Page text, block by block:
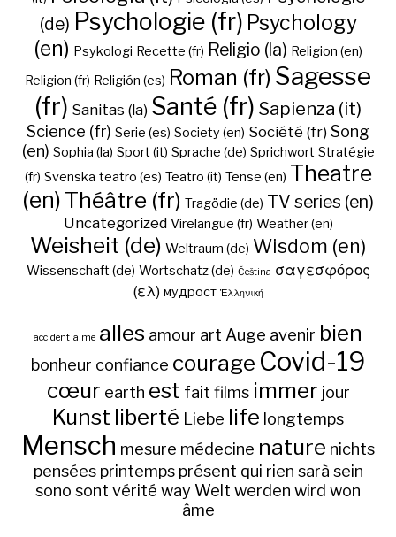
(de) Psychologie (fr) Psychology
(en) Psykologi Recette (fr) Religio (la) Religion (en)
Religion (fr) Religión (es) Roman (fr) Sagesse
(fr) Sanitas (la) Santé (fr) Sapienza (it)
Science (fr) Serie (es) Society (en) Société (fr) Song
(en) Sophia (la) Sport (it) Sprache (de) Sprichwort Stratégie
(fr) Svenska teatro (es) Teatro (it) Tense (en) Theatre
(en) Théâtre (fr) Tragödie (de) TV series (en)
Uncategorized Virelangue (fr) Weather (en)
Weisheit (de) Weltraum (de) Wisdom (en)
Wissenschaft (de) Wortschatz (de) Čeština σαγεσφόρος
(ελ) мудрост Ἑλληνική
accident aime alles amour art Auge avenir bien
bonheur confiance courage Covid-19
cœur earth est fait films immer jour
Kunst liberté Liebe life longtemps
Mensch mesure médecine nature nichts
pensées printemps présent qui rien sarà sein
sono sont vérité way Welt werden wird won
âme